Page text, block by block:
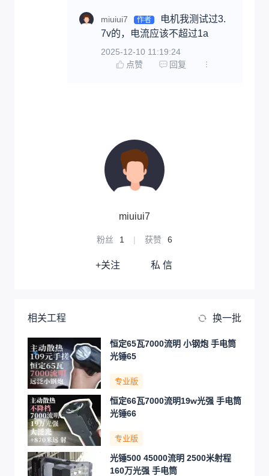
miuiui7 作者
电机我测试过3.
7v的，电流应该不超过1a
2025-12-10 11:19:24
点赞
回复
miuiui7
粉丝 1 | 获赞 6
+关注 私 信
相关工程 换一批
恒定65瓦7000流明 小钢炮 手电筒
光锤65
专业版
恒定66瓦7000流明19w光强 手电筒
光锤66
专业版
光锤500 45000流明 2500米射程
160万光强 手电筒